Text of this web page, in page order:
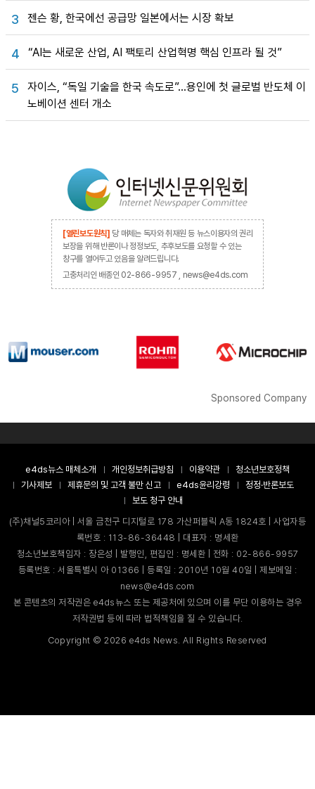
3 젠슨 황, 한국에선 공급망 일본에서는 시장 확보
4 “AI는 새로운 산업, AI 팩토리 산업혁명 핵심 인프라 될 것”
5
자이스, “독일 기술을 한국 속도로”…용인에 첫 글로벌 반도체 이
노베이션 센터 개소
[열린보도원칙] 당 매체는 독자와 취재원 등 뉴스이용자의 권리
보장을 위해 반론이나 정정보도, 추후보도를 요청할 수 있는
창구를 열어두고 있음을 알려드립니다.
고충처리인 배종인 02-866-9957 , news@e4ds.com
Sponsored Company
e4ds뉴스 매체소개 개인정보취급방침 이용약관
청소년보호정책
기사제보
제휴문의 및 고객 불만 신고 e4ds윤리강령
정정·반론보도
보도 청구 안내
(주)채널5코리아 | 서울 금천구 디지털로 178 가산퍼블릭 A동 1824호 | 사업자등
록번호 : 113-86-36448 | 대표자 : 명세환
청소년보호책임자 : 장은성 | 발행인, 편집인 : 명세환 | 전화 : 02-866-9957
등록번호 : 서울특별시 아 01366 | 등록일 : 2010년 10월 40일 | 제보메일 :
news@e4ds.com
본 콘텐츠의 저작권은 e4ds뉴스 또는 제공처에 있으며 이를 무단 이용하는 경우
저작권법 등에 따라 법적책임을 질 수 있습니다.
Copyright ©2026 e4ds News. All Rights Reserved